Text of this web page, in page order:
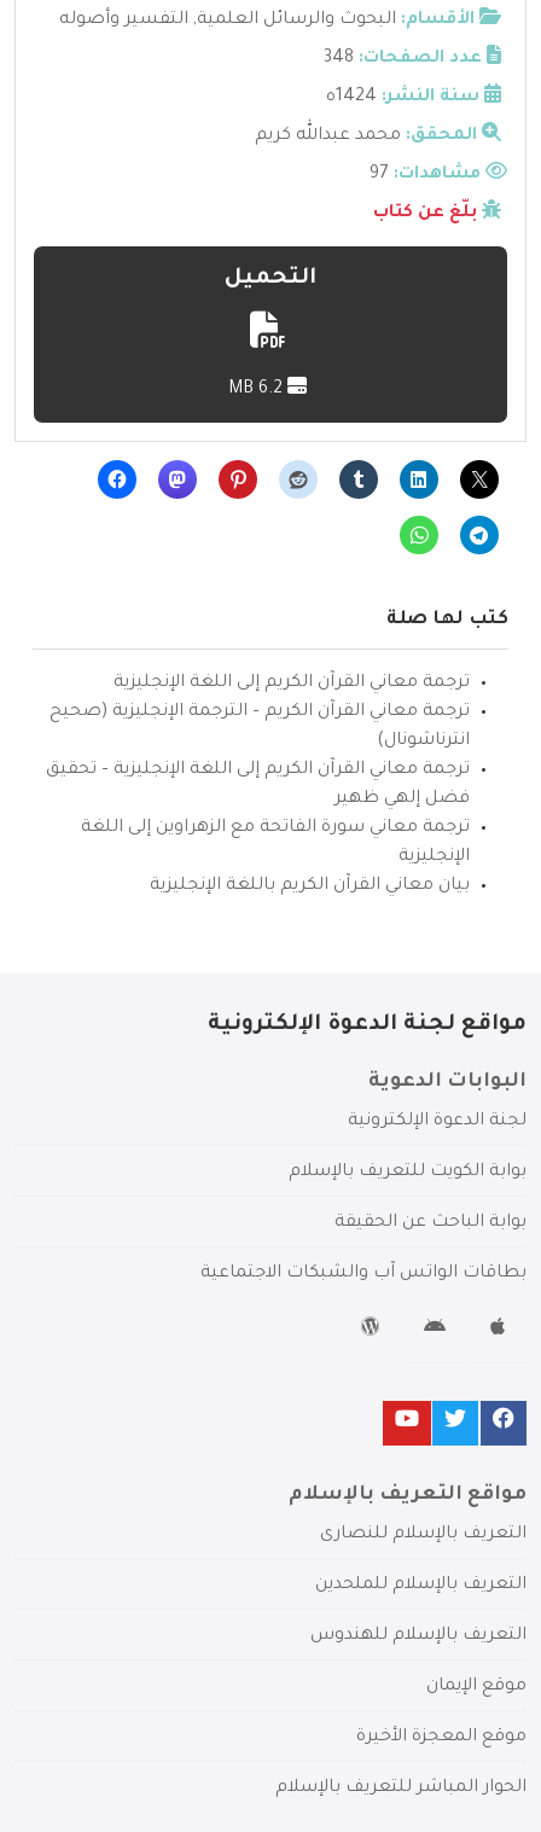
الأقسام: البحوث والرسائل العلمية, التفسير وأصوله
عدد الصفحات: 348
سنة النشر: 1424ه
المحقق: محمد عبدالله كريم
مشاهدات:
بلّغ عن كتاب
التحميل
كتب لها صلة
ترجمة معاني القرآن الكريم إلى اللغة الإنجليزية
ترجمة معاني القرآن الكريم – الترجمة الإنجليزية (صحيح
انترناشونال)
ترجمة معاني القرآن الكريم إلى اللغة الإنجليزية – تحقيق
فضل إلهي ظهير
ترجمة معاني سورة الفاتحة مع الزهراوين إلى اللغة
الإنجليزية
بيان معاني القرآن الكريم باللغة الإنجليزية
مواقع لجنة الدعوة الإلكترونية
البوابات الدعوية
لجنة الدعوة الإلكترونية
بوابة الكويت للتعريف بالإسلام
بوابة الباحث عن الحقيقة
بطاقات الواتس آب والشبكات الاجتماعية
مواقع التعريف بالإسلام
التعريف بالإسلام للنصارى
التعريف بالإسلام للملحدين
التعريف بالإسلام للهندوس
موقع الإيمان
موقع المعجزة الأخيرة
الحوار المباشر للتعريف بالإسلام